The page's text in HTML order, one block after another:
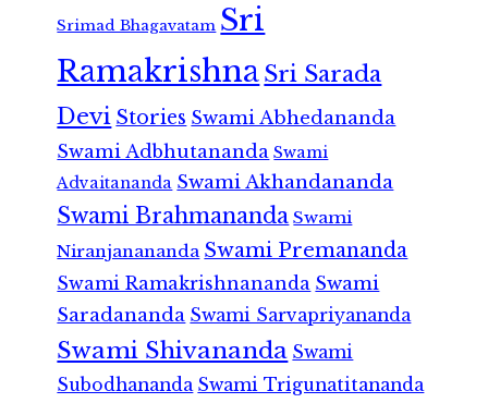
Srimad Bhagavatam Sri
RamakrishnaSri Sarada
Devi Stories Swami Abhedananda
Swami Adbhutananda Swami
Advaitananda Swami Akhandananda
Swami Brahmananda Swami
Niranjanananda Swami Premananda
Swami Ramakrishnananda Swami
Saradananda Swami Sarvapriyananda
Swami Shivananda Swami
Subodhananda Swami Trigunatitananda